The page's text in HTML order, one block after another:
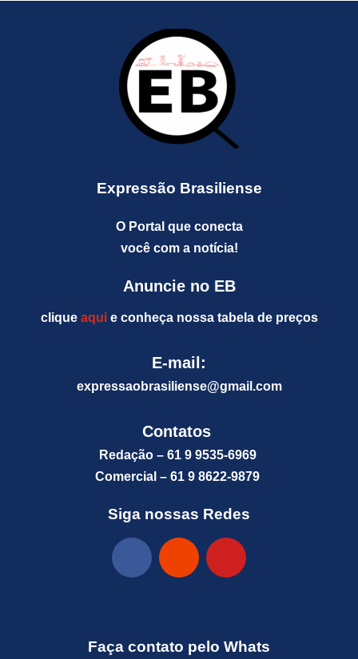
Expressão Brasiliense
O Portal que conecta
você com a notícia!
Anuncie no EB
clique aquie conheça nossa tabela de preços
E-mail:
expressaobrasiliense@gmail.com
Contatos
Redação – 61 9 9535-6969
Comercial – 61 9 8622-9879
Siga nossas Redes
Faça contato pelo Whats